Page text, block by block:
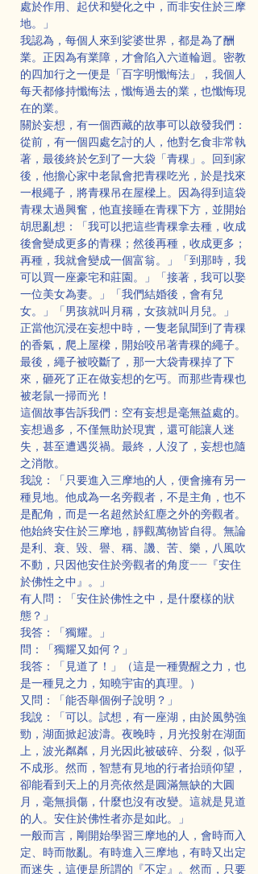
處於作用、起伏和變化之中，而非安住於三摩
地。」
我認為，每個人來到娑婆世界，都是為了酬
業。正因為有業障，才會陷入六道輪迴。密教
的四加行之一便是「百字明懺悔法」，我個人
每天都修持懺悔法，懺悔過去的業，也懺悔現
在的業。
關於妄想，有一個西藏的故事可以啟發我們：
從前，有一個四處乞討的人，他對乞食非常執
著，最後終於乞到了一大袋「青稞」。回到家
後，他擔心家中老鼠會把青稞吃光，於是找來
一根繩子，將青稞吊在屋樑上。因為得到這袋
青稞太過興奮，他直接睡在青稞下方，並開始
胡思亂想：「我可以把這些青稞拿去種，收成
後會變成更多的青稞；然後再種，收成更多；
再種，我就會變成一個富翁。」「到那時，我
可以買一座豪宅和莊園。」「接著，我可以娶
一位美女為妻。」「我們結婚後，會有兒
女。」「男孩就叫月稱，女孩就叫月兒。」
正當他沉浸在妄想中時，一隻老鼠聞到了青稞
的香氣，爬上屋樑，開始咬吊著青稞的繩子。
最後，繩子被咬斷了，那一大袋青稞掉了下
來，砸死了正在做妄想的乞丐。而那些青稞也
被老鼠一掃而光！
這個故事告訴我們：空有妄想是毫無益處的。
妄想過多，不僅無助於現實，還可能讓人迷
失，甚至遭遇災禍。最終，人沒了，妄想也隨
之消散。
我說：「只要進入三摩地的人，便會擁有另一
種見地。他成為一名旁觀者，不是主角，也不
是配角，而是一名超然於紅塵之外的旁觀者。
他始終安住於三摩地，靜觀萬物皆自得。無論
是利、衰、毀、譽、稱、譏、苦、樂，八風吹
不動，只因他安住於旁觀者的角度——『安住
於佛性之中』。」
有人問：「安住於佛性之中，是什麼樣的狀
態？」
我答：「獨耀。」
問：「獨耀又如何？」
我答：「見道了！」（這是一種覺醒之力，也
是一種見之力，知曉宇宙的真理。）
又問：「能否舉個例子說明？」
我說：「可以。試想，有一座湖，由於風勢強
勁，湖面掀起波濤。夜晚時，月光投射在湖面
上，波光粼粼，月光因此被破碎、分裂，似乎
不成形。然而，智慧有見地的行者抬頭仰望，
卻能看到天上的月亮依然是圓滿無缺的大圓
月，毫無損傷，什麼也沒有改變。這就是見道
的人。安住於佛性者亦是如此。」
一般而言，剛開始學習三摩地的人，會時而入
定、時而散亂。有時進入三摩地，有時又出定
而迷失，這便是所謂的『不定』。然而，只要